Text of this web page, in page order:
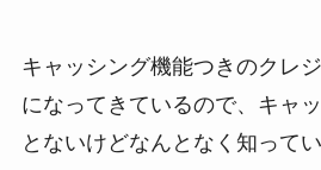
キャッシング機能つきのクレ
になってきているので、キャ
とないけどなんとなく知って